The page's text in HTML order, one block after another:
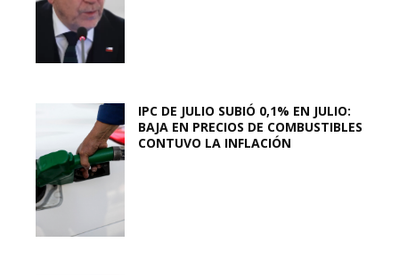
IPC DE JULIO SUBIÓ 0,1% EN JULIO:
BAJA EN PRECIOS DE COMBUSTIBLES
CONTUVO LA INFLACIÓN